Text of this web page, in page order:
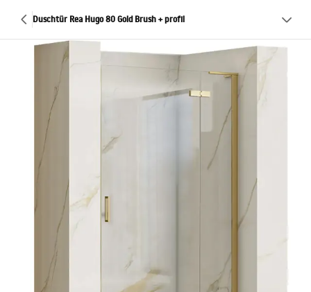
Duschtür Rea Hugo 80 Gold Brush + profil